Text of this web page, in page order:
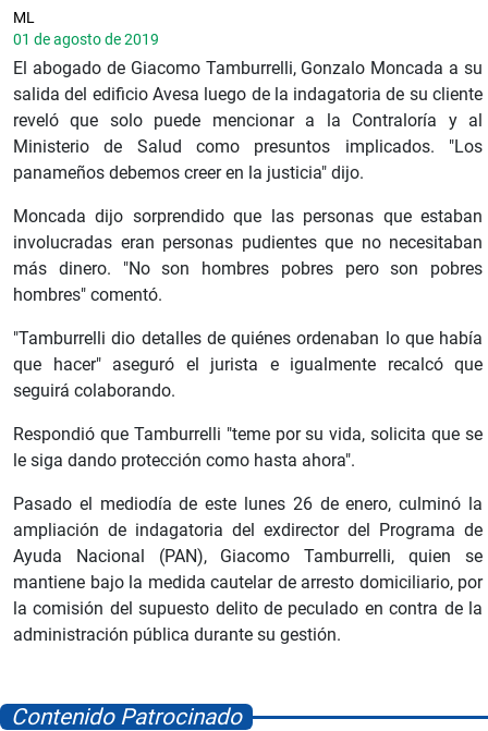
ML
01 de agosto de 2019
El abogado de Giacomo Tamburrelli, Gonzalo Moncada a su
salida del edificio Avesa luego de la indagatoria de su cliente
reveló que solo puede mencionar a la Contraloría y al
Ministerio de Salud como presuntos implicados. "Los
panameños debemos creer en la justicia" dijo.
Moncada dijo sorprendido que las personas que estaban
involucradas eran personas pudientes que no necesitaban
más dinero. "No son hombres pobres pero son pobres
hombres" comentó.
"Tamburrelli dio detalles de quiénes ordenaban lo que había
que hacer" aseguró el jurista e igualmente recalcó que
seguirá colaborando.
Respondió que Tamburrelli "teme por su vida, solicita que se
le siga dando protección como hasta ahora".
Pasado el mediodía de este lunes 26 de enero, culminó la
ampliación de indagatoria del exdirector del Programa de
Ayuda Nacional (PAN), Giacomo Tamburrelli, quien se
mantiene bajo la medida cautelar de arresto domiciliario, por
la comisión del supuesto delito de peculado en contra de la
administración pública durante su gestión.
Contenido Patrocinado